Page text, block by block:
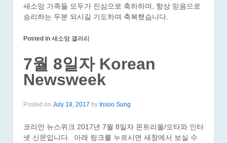
새소망 가족들 모두가 진심으로 축하하며, 항상 믿음으로
승리하는 두분 되시길 기도하며 축복했습니다.
Posted in 새소망 갤러리
7월 8일자 Korean
Newsweek
Posted on July 18, 2017 by Insoo Sung
코리안 뉴스위크 2017년 7월 8일자 몬트리올/오타와 인터
넷 신문입니다. 아래 링크를 누르시면 새창에서 보실 수